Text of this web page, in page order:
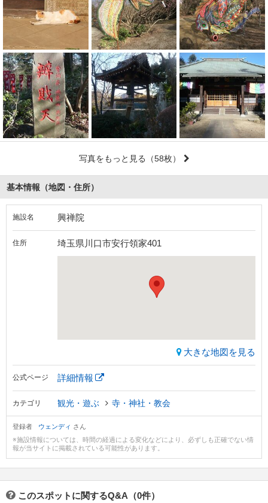
写真をもっと見る （58枚）
基本情報（地図・住所）
施設名 興禅院
住所 埼玉県川口市安行領家401
大きな地図を見る
公式ページ 詳細情報
カテゴリ 観光・遊ぶ 寺・神社・教会
登録者 ウェンディ さん
※施設情報については、時間の経過による変化などにより、必ずしも正確でない情
報が当サイトに掲載されている可能性があります。
このスポットに関するQ&A（0件）